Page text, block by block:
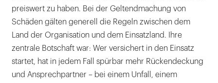
preiswert zu haben. Bei der Geltendmachung von
Schäden gälten generell die Regeln zwischen dem
Land der Organisation und dem Einsatzland. Ihre
zentrale Botschaft war: Wer versichert in den Einsatz
startet, hat in jedem Fall spürbar mehr Rückendeckung
und Ansprechpartner – bei einem Unfall, einem